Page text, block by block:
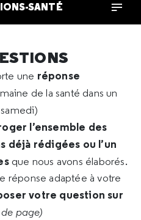
SANTÉ
une réponse
de la santé dans un
l’ensemble des
déjà rédigées ou l’un
que nous avons élaborés.
réponse adaptée à votre
votre question sur
page)